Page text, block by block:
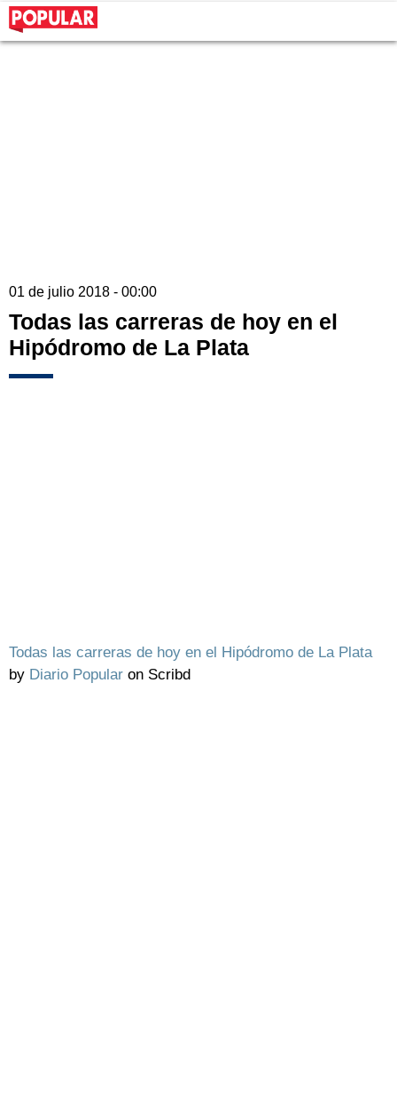
01 de julio 2018 - 00:00
Todas las carreras de hoy en el
Hipódromo de La Plata
Todas las carreras de hoy en el Hipódromo de La Plata
by Diario Popular on Scribd